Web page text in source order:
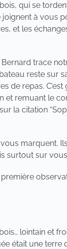
qui se
à vous
et les
Bernard trace
reste sur
de repas.
et remuant le
la citation
marquent.
surtout sur
lointain et
était une